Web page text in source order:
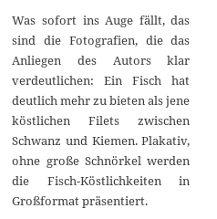
Was sofort ins Auge fällt, das
sind die Fotografien, die das
Anliegen des Autors klar
verdeutlichen: Ein Fisch hat
deutlich mehr zu bieten als jene
köstlichen Filets zwischen
Schwanz und Kiemen. Plakativ,
ohne große Schnörkel werden
die Fisch-Köstlichkeiten in
Großformat präsentiert.